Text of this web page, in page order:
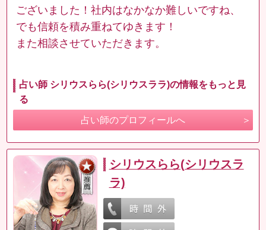
ございました！社内はなかなか難しいですね、
でも信頼を積み重ねてゆきます！
また相談させていただきます。
占い師 シリウスらら(シリウスララ)の情報をもっと見
る
占い師のプロフィールへ
シリウスらら(シリウスラ
ラ)